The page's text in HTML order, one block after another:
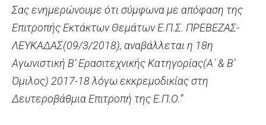
Σας ενημερώνουμε ότι σύμφωνα με απόφαση της
Επιτροπής Εκτάκτων Θεμάτων Ε.Π.Σ. ΠΡΕΒΕΖΑΣ-
ΛΕΥΚΑΔΑΣ(09/3/2018), αναβάλλεται η 18η
Αγωνιστική Β’ Ερασιτεχνικής Κατηγορίας(Α΄ & Β’
Όμιλος) 2017-18 λόγω εκκρεμοδικίας στη
Δευτεροβάθμια Επιτροπή της Ε.Π.Ο.”